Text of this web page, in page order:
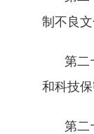
制不良
第二
和科技
第二